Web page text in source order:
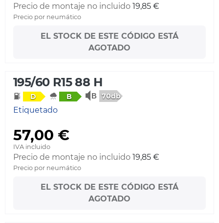
Precio de montaje no incluido 19,85 €
Precio por neumático
EL STOCK DE ESTE CÓDIGO ESTÁ
AGOTADO
195/60 R15 88 H
D B 70db
Etiquetado
57,00 €
IVA incluido
Precio de montaje no incluido 19,85 €
Precio por neumático
EL STOCK DE ESTE CÓDIGO ESTÁ
AGOTADO